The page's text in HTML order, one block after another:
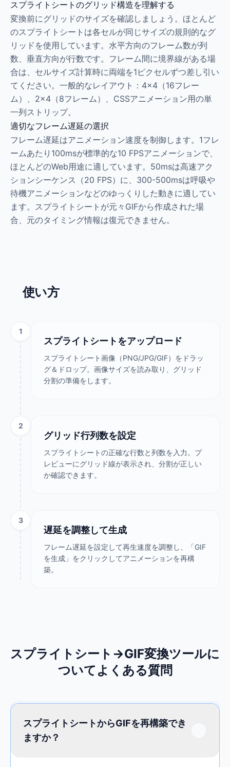
スプライトシートのグリッド構造を理解する
変換前にグリッドのサイズを確認しましょう。ほとんど
のスプライトシートは各セルが同じサイズの規則的なグ
リッドを使用しています。水平方向のフレーム数が列
数、垂直方向が行数です。フレーム間に境界線がある場
合は、セルサイズ計算時に両端を1ピクセルずつ差し引い
てください。一般的なレイアウト：4×4（16フレー
ム）、2×4（8フレーム）、CSSアニメーション用の単
一列ストリップ。
適切なフレーム遅延の選択
フレーム遅延はアニメーション速度を制御します。1フレ
ームあたり100msが標準的な10 FPSアニメーションで、
ほとんどのWeb用途に適しています。50msは高速アク
ションシーケンス（20 FPS）に、300-500msは呼吸や
待機アニメーションなどのゆっくりした動きに適してい
ます。スプライトシートが元々GIFから作成された場
合、元のタイミング情報は復元できません。
使い方
1
スプライトシートをアップロード
スプライトシート画像（PNG/JPG/GIF）をドラッ
グ＆ドロップ。画像サイズを読み取り、グリッド
分割の準備をします。
2
グリッド行列数を設定
スプライトシートの正確な行数と列数を入力。プ
レビューにグリッド線が表示され、分割が正しい
か確認できます。
3
遅延を調整して生成
フレーム遅延を設定して再生速度を調整し、「GIF
を生成」をクリックしてアニメーションを再構
築。
スプライトシート→GIF変換ツールに
ついてよくある質問
スプライトシートからGIFを再構築でき
ますか？